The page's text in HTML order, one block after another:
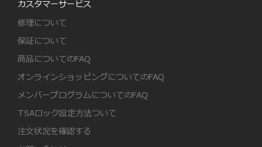
カスタマーサービス
修理について
保証について
商品についてのFAQ
オンラインショッピングについてのFAQ
メンバープログラムについてのFAQ
TSAロック設定方法ついて
注文状況を確認する